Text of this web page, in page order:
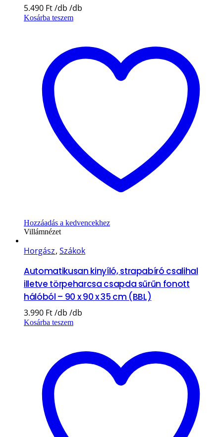
5.490 Ft
Kosárba teszem
Hozzáadás a kedvencekhez
Villámnézet
Horgász, Szákok
Automatikusan kinyíló, strapabíró csalihal
illetve törpeharcsa csapda sűrűn fonott
hálóból – 90 x 90 x 35 cm (BBL)
3.990 Ft
Kosárba teszem